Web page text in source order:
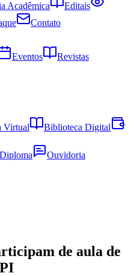
Acadêmica
Editais
Contato
Eventos
Revistas
Virtual
Biblioteca Digital
Ouvidoria
de aula de